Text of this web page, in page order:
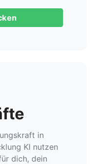
in
KI nutzen
dich, dein